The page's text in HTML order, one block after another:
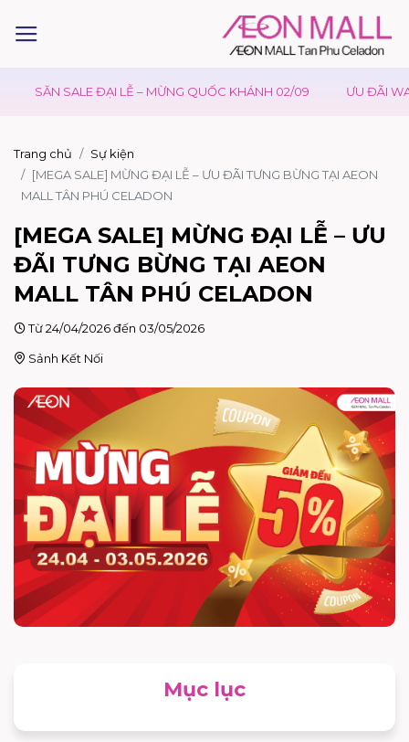
SĂN SALE ĐẠI LỄ – MỪNG QUỐC KHÁNH 02/09 ƯU ĐÃI WAON
Trang chủ
Sự kiện
[MEGA SALE] MỪNG ĐẠI LỄ – ƯU ĐÃI TƯNG BỪNG TẠI AEON
MALL TÂN PHÚ CELADON
[MEGA SALE] MỪNG ĐẠI LỄ – ƯU
ĐÃI TƯNG BỪNG TẠI AEON
MALL TÂN PHÚ CELADON
Từ 24/04/2026 đến 03/05/2026
Sảnh Kết Nối
Mục lục